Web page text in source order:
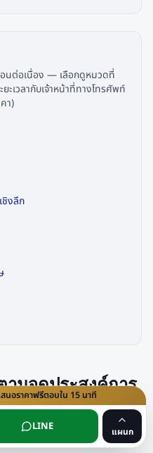
นต่อเนื่อง — เลือกดูหมวดที่
ะเวลากับเจ้าหน้าที่ทางโทรศัพท์
า)
ชิงลึก
ามจุดประสงค์การ
อ่านเฉพาะส่วนที่เกี่ยวข้องกับกรณี
นอราคาฟรีตอบใน 15 นาที
LINE แผนก